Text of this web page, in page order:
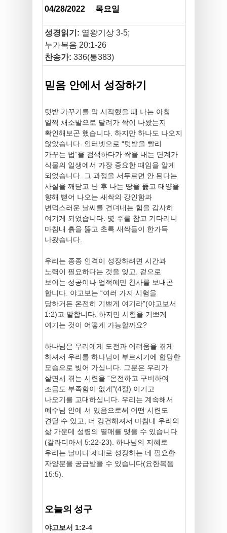
04/28/2022목요일
성경읽기: 열왕기상 3-5;
누가복음 20:1-26
찬송가: 336(통383)
믿음 안에서 성장하기
텃밭 가꾸기를 막 시작했을 때 나는 아침
일찍 채소밭으로 달려가 싹이 나왔는지
확인해보곤 했습니다. 하지만 하나도 나오지
않았습니다. 인터넷으로 “텃밭을 빨리
가꾸는 법”을 검색하다가 싹을 내는 단계가
식물의 일생에서 가장 중요한 때임을 알게
되었습니다. 그 과정을 서두르면 안 된다는
사실을 깨닫고 난 후 나는 땅을 뚫고 태양을
향해 뻗어 나오는 새싹의 강인함과
변덕스러운 날씨를 견뎌내는 힘을 감사히
여기게 되었습니다. 몇 주를 참고 기다리니
마침내 흙을 뚫고 초록 새싹들이 한가득
나왔습니다.
우리는 종종 인격이 성장하려면 시간과
노력이 필요하다는 것을 잊고, 겉으로
보이는 성공이나 업적에만 찬사를 보내곤
합니다. 야고보는 “여러 가지 시험을
당하거든 온전히 기쁘게 여기라”(야고보서
1:2)고 말합니다. 하지만 시험을 기쁘게
여기는 것이 어떻게 가능할까요?
하나님은 우리에게 도전과 어려움을 겪게
하셔서 우리를 하나님이 부르시기에 합당한
모습으로 빚어 가십니다. 그분은 우리가
살면서 겪는 시련을 “온전하고 구비하여
조금도 부족함이 없게”(4절) 이기고
나오기를 고대하십니다. 우리는 계속해서
예수님 안에 서 있음으로써 어떤 시련도
견딜 수 있고, 더 강건해져서 마침내 우리의
삶 가운데 성령의 열매를 맺을 수 있습니다
(갈라디아서 5:22-23). 하나님의 지혜로
우리는 날마다 제대로 성장하는 데 필요한
자양분을 공급받을 수 있습니다(요한복음
15:5).
오늘의 성구
야고보서 1:2-4